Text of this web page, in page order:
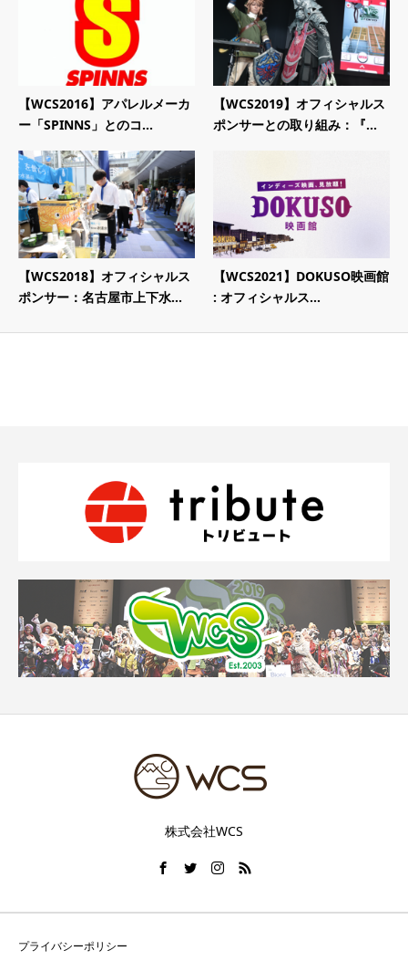
【WCS2016】アパレルメーカ
ー「SPINNS」とのコ...
【WCS2019】オフィシャルス
ポンサーとの取り組み：『...
【WCS2018】オフィシャルス
ポンサー：名古屋市上下水...
【WCS2021】DOKUSO映画館
: オフィシャルス...
株式会社WCS
プライバシーポリシー